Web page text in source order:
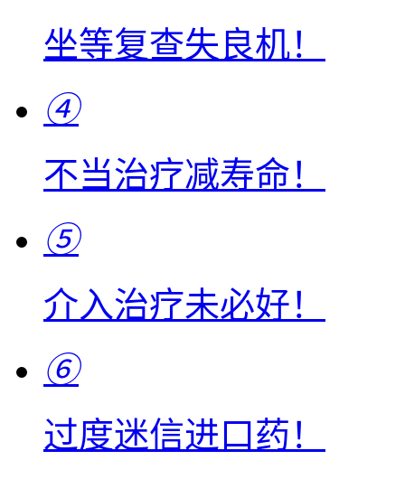
坐等复查失良机！
④
不当治疗减寿命！
⑤
介入治疗未必好！
⑥
过度迷信进口药！